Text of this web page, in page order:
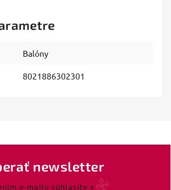
Balóny
8021886302301
newsletter
e-mailu súhlasíte s